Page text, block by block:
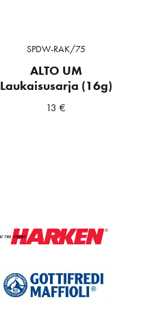
SPDW-RAK/75
ALTO UM
Laukaisusarja (16g)
13€